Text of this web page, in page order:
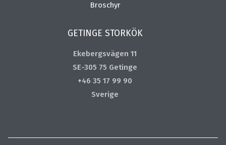
Broschyr
GETINGE STORKÖK
Ekebergsvägen 11
SE-305 75 Getinge
+46 35 17 99 90
Sverige